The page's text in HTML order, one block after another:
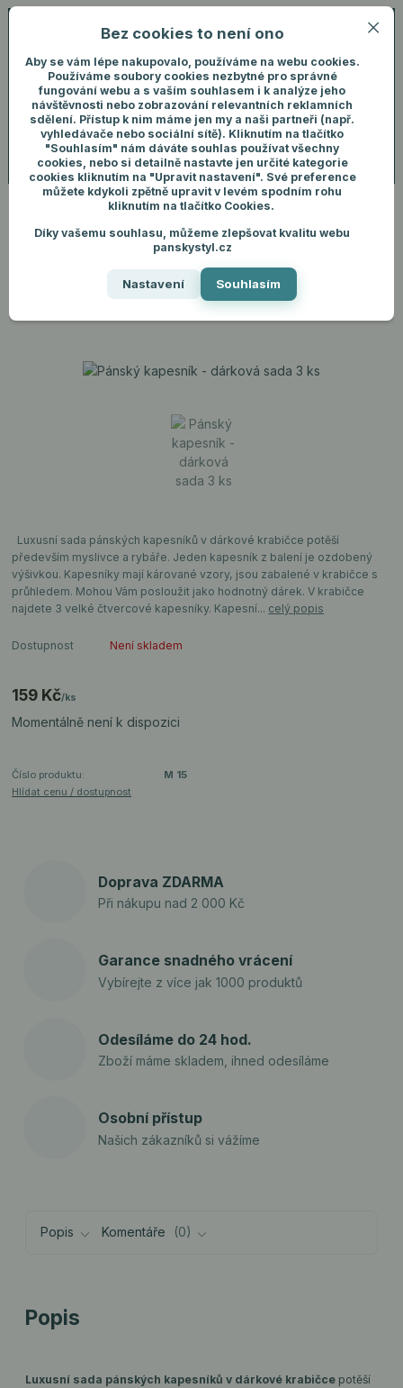
Menu
+420 731 292 460
Přihlášení
Hledat
ks
Úvod Dárky pro muže Pánský kapesník - dárková sada 3 ks
Pánský kapesník - dárková
Luxusní sada pánských kapesníků v dárkové krabičce potěší
především myslivce a rybáře. Jeden kapesník z balení je ozdobený
výšivkou. Kapesníky mají kárované vzory, jsou zabalené v krabičce s
průhledem. Mohou Vám posloužit jako hodnotný dárek. V krabičce
najdete 3 velké čtvercové kapesníky. Kapesní... celý popis
Dostupnost Není skladem
159 Kč/ks
Momentálně není k dispozici
Číslo produktu:
M 15
Hlídat cenu / dostupnost
Doprava ZDARMA
Při nákupu nad 2 000 Kč
Garance snadného vrácení
Vybírejte z více jak 1000 produktů
Odesíláme do 24 hod.
Zboží máme skladem, ihned odesíláme
Osobní přístup
Našich zákazníků si vážíme
Popis Komentáře 0
Popis
Luxusní sada pánských kapesníků v dárkové krabičce potěší
Bez cookies to není ono
Aby se vám lépe nakupovalo, používáme na webu cookies.
Používáme soubory cookies nezbytné pro správné
fungování webu a s vaším souhlasem i k analýze jeho
návštěvnosti nebo zobrazování relevantních reklamních
sdělení. Přístup k nim máme jen my a naši partneři (např.
vyhledávače nebo sociální sítě). Kliknutím na tlačítko
"Souhlasím" nám dáváte souhlas používat všechny
cookies, nebo si detailně nastavte jen určité kategorie
cookies kliknutím na "Upravit nastavení". Své preference
můžete kdykoli zpětně upravit v levém spodním rohu
kliknutím na tlačítko Cookies.
Díky vašemu souhlasu, můžeme zlepšovat kvalitu webu
panskystyl.cz
Nastavení Souhlasím